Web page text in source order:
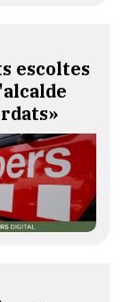
escoltes